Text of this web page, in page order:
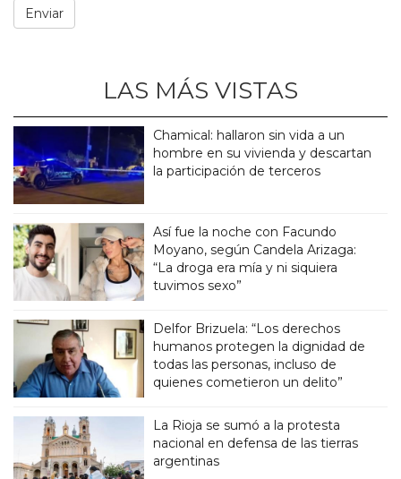
LAS MÁS VISTAS
Chamical: hallaron sin vida a un
hombre en su vivienda y descartan
la participación de terceros
Así fue la noche con Facundo
Moyano, según Candela Arizaga:
“La droga era mía y ni siquiera
tuvimos sexo”
Delfor Brizuela: “Los derechos
humanos protegen la dignidad de
todas las personas, incluso de
quienes cometieron un delito”
La Rioja se sumó a la protesta
nacional en defensa de las tierras
argentinas